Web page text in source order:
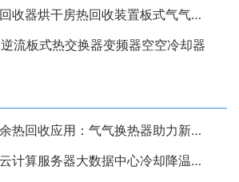
竹笋烘干房余热回收器烘干房热回收装置板式气气换热器工厂
流板式热交换器变频器空空冷却器
锂电池涂布烘干余热回收应用：气气换热器助力新能源生产节能降耗
板式空冷器华为云计算服务器大数据中心冷却降温换散热装置制冷藏库房系统冷能量回收器